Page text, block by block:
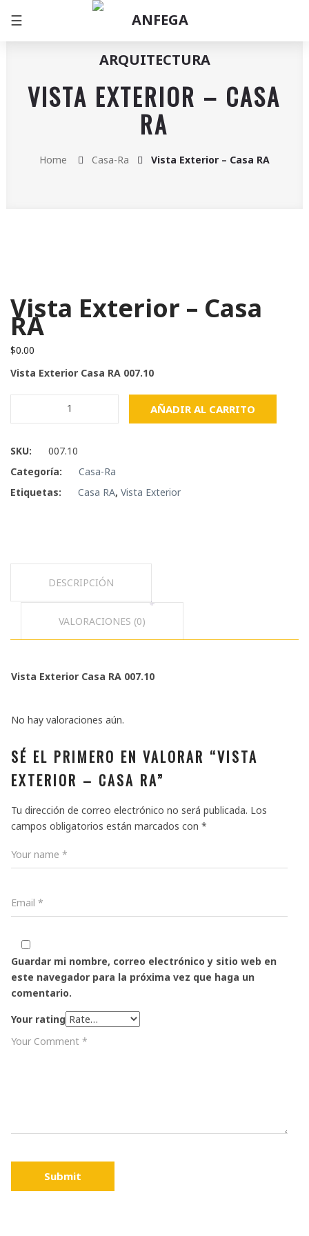
☰
VISTA EXTERIOR – CASA
RA
Home Casa-Ra Vista Exterior – Casa RA
Vista Exterior – Casa
RA
$0.00
Vista Exterior Casa RA 007.10
Casa
RA
cantidad
AÑADIR AL CARRITO
SKU:
007.10
Categoría:
Casa-Ra
Etiquetas:
Casa RA, Vista Exterior
DESCRIPCIÓN
VALORACIONES (0)
Vista Exterior Casa RA 007.10
No hay valoraciones aún.
SÉ EL PRIMERO EN VALORAR “VISTA
EXTERIOR – CASA RA”
Tu dirección de correo electrónico no será publicada. Los
campos obligatorios están marcados con *
Guardar mi nombre, correo electrónico y sitio web en
este navegador para la próxima vez que haga un
comentario.
Your rating
Submit